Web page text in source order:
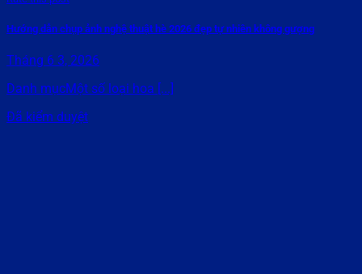
Hướng dẫn chụp ảnh nghệ thuật hè 2026 đẹp tự nhiên không gượng
Tháng 6 3, 2026
Danh mụcMột số loại hoa [...]
Đã kiểm duyệt